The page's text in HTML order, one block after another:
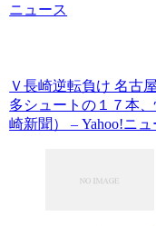
ニュース
Ｖ長崎逆転負け 名古
多シュートの１７本
崎新聞） – Yahoo!ニュ